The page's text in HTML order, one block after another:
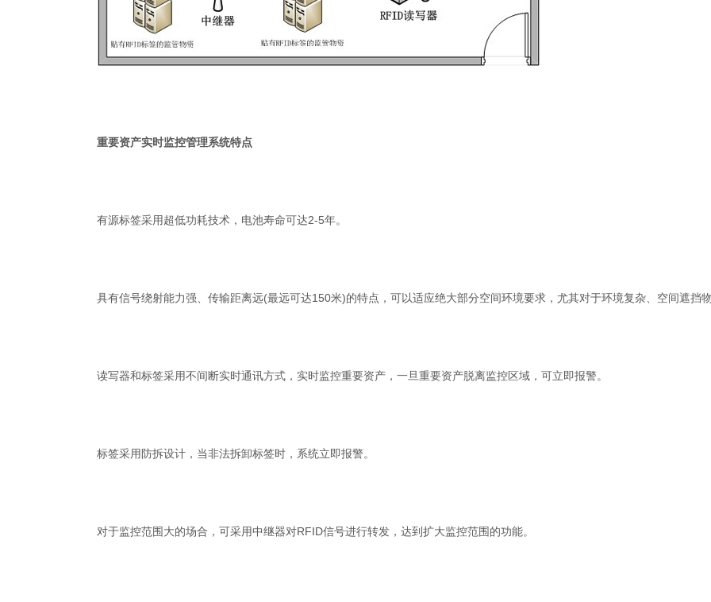
重要资产实时监控管理系统特点
有源标签采用超低功耗技术，电池寿命可达2-5年。
具有信号绕射能力强、传输距离远(最远可达150米)的特点，可以适应绝大部分空间环境要求，尤其对于环境复杂、空间遮挡物
读写器和标签采用不间断实时通讯方式，实时监控重要资产，一旦重要资产脱离监控区域，可立即报警。
标签采用防拆设计，当非法拆卸标签时，系统立即报警。
对于监控范围大的场合，可采用中继器对RFID信号进行转发，达到扩大监控范围的功能。